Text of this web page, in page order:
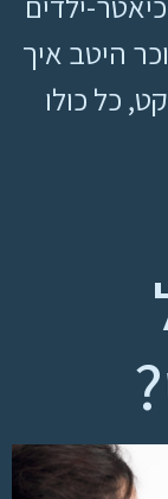
היטב איך
כל כולו